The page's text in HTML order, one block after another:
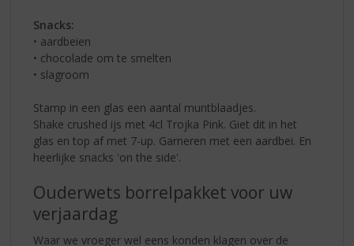
Snacks:
• aardbeien
• chocolade om te smelten
• slagroom
Stamp in een glas een aantal muntblaadjes.
Shake crushed ijs met 4cl Trojka Pink. Giet dit in het
glas en top af met 7-up. Garneren met een aardbei. En
heerlijke snacks 'on the side'.
Ouderwets borrelpakket voor uw
verjaardag
Waar we vroeger wel eens konden klagen over de